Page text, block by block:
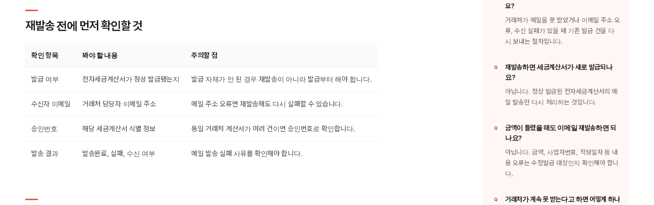
재발송 전에 먼저 확인할 것
확인 항목 봐야 할 내용 주의할 점
발급 여부 전자세금계산서가 정상 발급됐는지 발급 자체가 안 된 경우 재발송이 아니라 발급부터 해야 합니다.
수신자 이메일 거래처 담당자 이메일 주소 메일 주소 오류면 재발송해도 다시 실패할 수 있습니다.
승인번호 해당 세금계산서 식별 정보 동일 거래처 계산서가 여러 건이면 승인번호로 확인합니다.
발송 결과 발송완료, 실패, 수신 여부 메일 발송 실패 사유를 확인해야 합니다.
요?
거래처가 메일을 못 받았거나 이메일 주소 오
류, 수신 실패가 있을 때 기존 발급 건을 다
시 보내는 절차입니다.
재발송하면 세금계산서가 새로 발급되나
요?
아닙니다. 정상 발급된 전자세금계산서의 메
일 발송만 다시 처리하는 것입니다.
금액이 틀렸을 때도 이메일 재발송하면 되
나요?
아닙니다. 금액, 사업자번호, 작성일자 등 내
용 오류는 수정발급 대상인지 확인해야 합니
다.
거래처가 계속 못 받는다고 하면 어떻게 하나